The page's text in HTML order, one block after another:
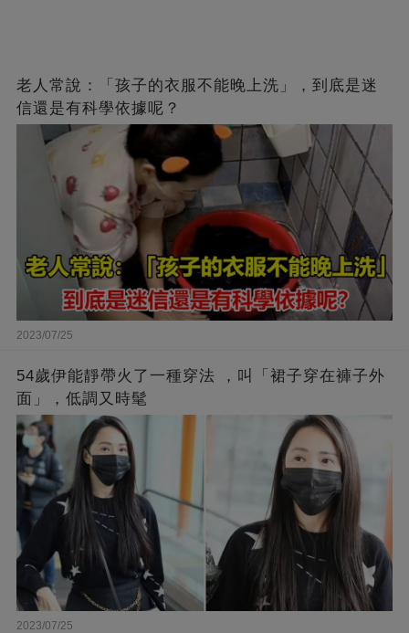
老人常說：「孩子的衣服不能晚上洗」，到底是迷
信還是有科學依據呢？
2023/07/25
54歲伊能靜帶火了一種穿法 ，叫「裙子穿在褲子外
面」，低調又時髦
2023/07/25